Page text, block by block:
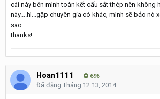
cái này bên mình toàn kết cấu sắt thép nên không
này....hì...gặp chuyên gia có khác, mình sẽ bảo nó
sao.
thanks!
Hoan1111 696
Đã đăng Tháng 12 13, 2014